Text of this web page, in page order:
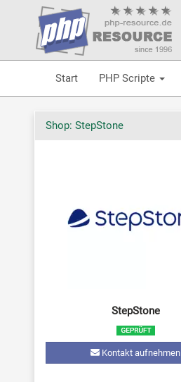
Start PHP Scripte
Shop: StepStone
StepStone
Kontakt aufnehmen